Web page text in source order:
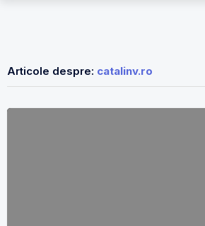
Articole despre: catalinv.ro